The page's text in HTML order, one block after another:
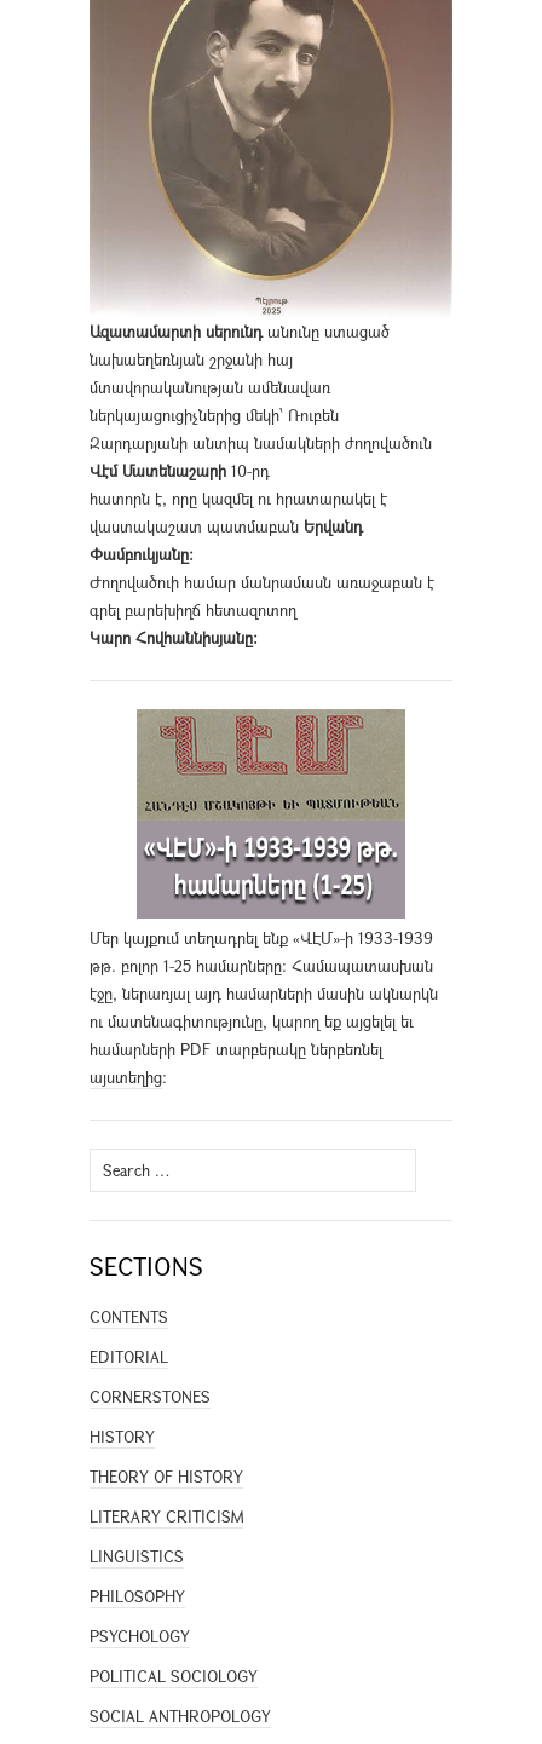
Ազատամարտի սերունդանունը ստացած
նախաեղեռնյան շրջանի հայ
մտավորականության ամենավառ
ներկայացուցիչներից մեկի՝ Ռուբեն
Զարդարյանի անտիպ նամակների ժողովածուն
Վէմ Մատենաշարի 10-րդ
հատորն է, որը կազմել ու հրատարակել է
վաստակաշատ պատմաբան Երվանդ
Փամբուկյանը։
Ժողովածուի համար մանրամասն առաջաբան է
գրել բարեխիղճ հետազոտող
Կարո Հովհաննիսյանը։
Մեր կայքում տեղադրել ենք «ՎԷՄ»-ի 1933-1939
թթ. բոլոր 1-25 համարները։ Համապատասխան
էջը, ներառյալ այդ համարների մասին ակնարկն
ու մատենագիտությունը, կարող եք այցելել եւ
համարների PDF տարբերակը ներբեռնել
այստեղից։
Search
for:
SECTIONS
CONTENTS
EDITORIAL
CORNERSTONES
HISTORY
THEORY OF HISTORY
LITERARY CRITICISM
LINGUISTICS
PHILOSOPHY
PSYCHOLOGY
POLITICAL SOCIOLOGY
SOCIAL ANTHROPOLOGY